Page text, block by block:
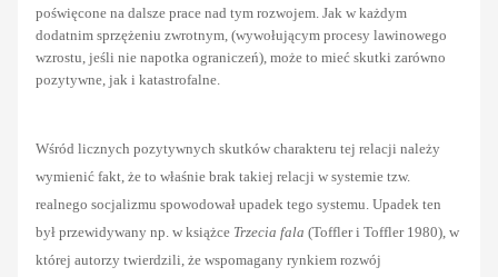
poświęcone na dalsze prace nad tym rozwojem. Jak w każdym
dodatnim sprzężeniu zwrotnym, (wywołującym procesy lawinowego
wzrostu, jeśli nie napotka ograniczeń), może to mieć skutki zarówno
pozytywne, jak i katastrofalne.
Wśród licznych pozytywnych skutków charakteru tej relacji należy
wymienić fakt, że to właśnie brak takiej relacji w systemie tzw.
realnego socjalizmu spowodował upadek tego systemu. Upadek ten
był przewidywany np. w książce Trzecia fala (Toffler i Toffler 1980), w
której autorzy twierdzili, że wspomagany rynkiem rozwój